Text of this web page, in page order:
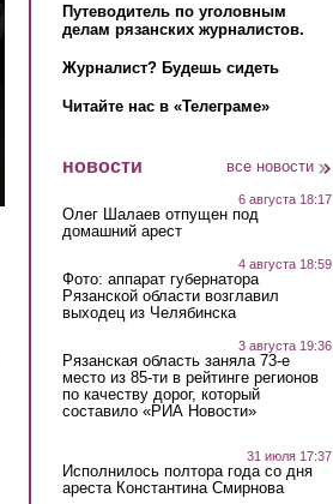
Путеводитель по уголовным
делам рязанских журналистов.
Журналист? Будешь сидеть
Читайте нас в «Телеграме»
новости все новости
6 августа 18:17
Олег Шалаев отпущен под
домашний арест
4 августа 18:59
Фото: аппарат губернатора
Рязанской области возглавил
выходец из Челябинска
3 августа 19:36
Рязанская область заняла 73-е
место из 85-ти в рейтинге регионов
по качеству дорог, который
составило «РИА Новости»
31 июля 17:37
Исполнилось полтора года со дня
ареста Константина Смирнова